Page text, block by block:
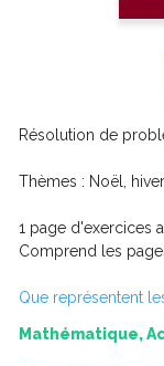
Résolution de
Thèmes : Noël, hiver
1 page d'exercices
Comprend les
Que représentent
Mathématique,